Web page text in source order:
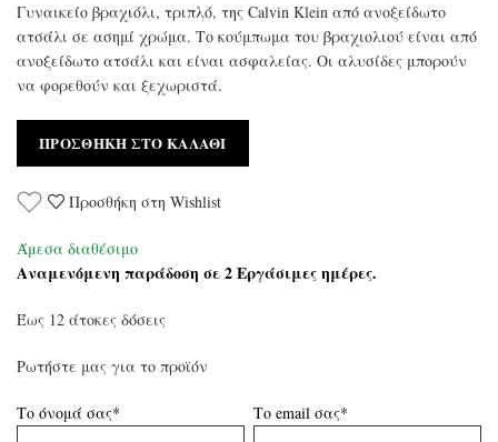
Γυναικείο βραχιόλι, τριπλό, της Calvin Klein από ανοξείδωτο
ατσάλι σε ασημί χρώμα. Το κούμπωμα του βραχιολιού είναι από
ανοξείδωτο ατσάλι και είναι ασφαλείας. Οι αλυσίδες μπορούν
να φορεθούν και ξεχωριστά.
ΠΡΟΣΘΉΚΗ ΣΤΟ ΚΑΛΆΘΙ
Προσθήκη στη Wishlist
Άμεσα διαθέσιμο
Αναμενόμενη παράδοση σε 2 Εργάσιμες ημέρες.
Έως 12 άτοκες δόσεις
Ρωτήστε μας για το προϊόν
Το όνομά σας* Το email σας*